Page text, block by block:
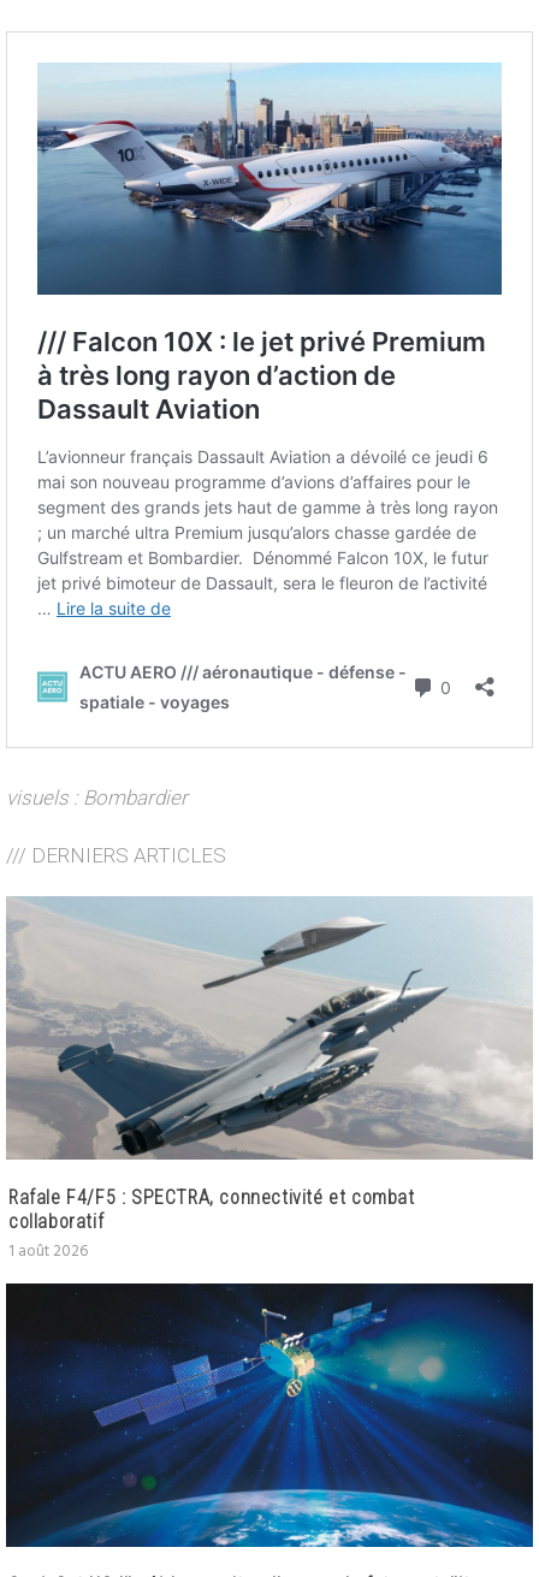
visuels : Bombardier
/// DERNIERS ARTICLES
Rafale F4/F5 : SPECTRA, connectivité et combat
collaboratif
1 août 2026